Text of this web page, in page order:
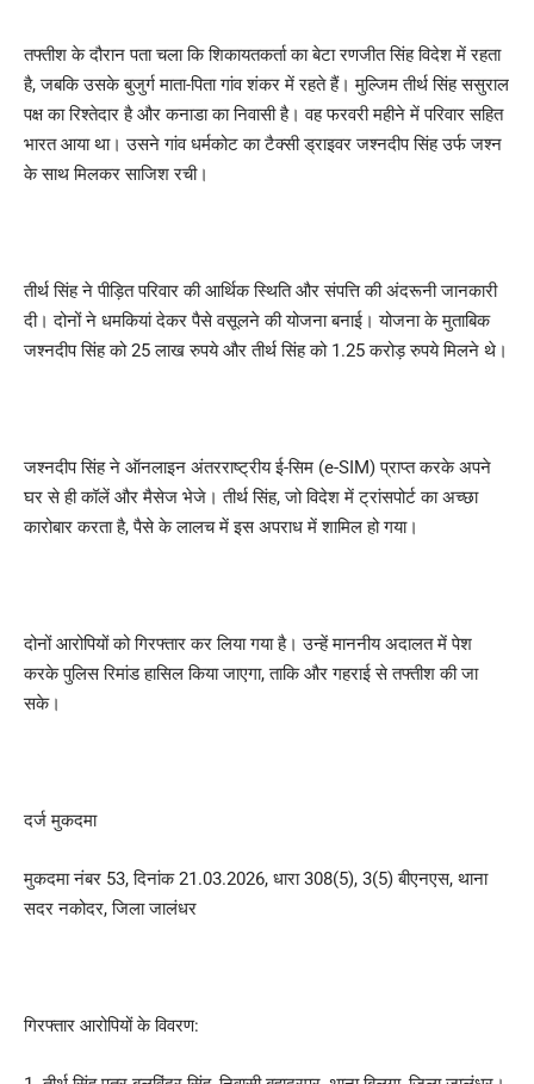
तफ्तीश के दौरान पता चला कि शिकायतकर्ता का बेटा रणजीत सिंह विदेश में रहता
है, जबकि उसके बुजुर्ग माता-पिता गांव शंकर में रहते हैं। मुल्जिम तीर्थ सिंह ससुराल
पक्ष का रिश्तेदार है और कनाडा का निवासी है। वह फरवरी महीने में परिवार सहित
भारत आया था। उसने गांव धर्मकोट का टैक्सी ड्राइवर जश्नदीप सिंह उर्फ जश्न
के साथ मिलकर साजिश रची।
तीर्थ सिंह ने पीड़ित परिवार की आर्थिक स्थिति और संपत्ति की अंदरूनी जानकारी
दी। दोनों ने धमकियां देकर पैसे वसूलने की योजना बनाई। योजना के मुताबिक
जश्नदीप सिंह को 25 लाख रुपये और तीर्थ सिंह को 1.25 करोड़ रुपये मिलने थे।
जश्नदीप सिंह ने ऑनलाइन अंतरराष्ट्रीय ई-सिम (e-SIM) प्राप्त करके अपने
घर से ही कॉलें और मैसेज भेजे। तीर्थ सिंह, जो विदेश में ट्रांसपोर्ट का अच्छा
कारोबार करता है, पैसे के लालच में इस अपराध में शामिल हो गया।
दोनों आरोपियों को गिरफ्तार कर लिया गया है। उन्हें माननीय अदालत में पेश
करके पुलिस रिमांड हासिल किया जाएगा, ताकि और गहराई से तफ्तीश की जा
सके।
दर्ज मुकदमा
मुकदमा नंबर 53, दिनांक 21.03.2026, धारा 308(5), 3(5) बीएनएस, थाना
सदर नकोदर, जिला जालंधर
गिरफ्तार आरोपियों के विवरण: